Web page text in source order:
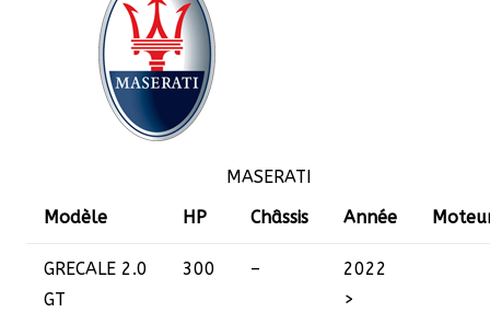
MASERATI
Modèle
HP Châssis Année
GRECALE 2.0
GT
300 –
2022
>